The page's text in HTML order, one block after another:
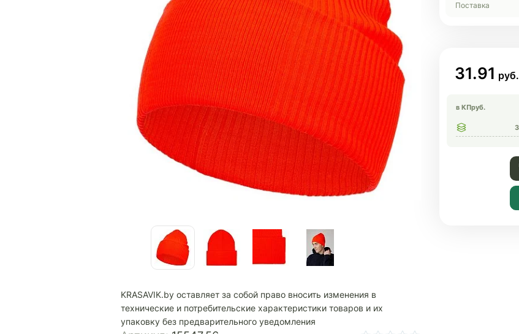
KRASAVIK.by оставляет за собой право вносить изменения в
технические и потребительские характеристики товаров и их
упаковку без предварительного уведомления
Поставка
31.91
в КПруб.